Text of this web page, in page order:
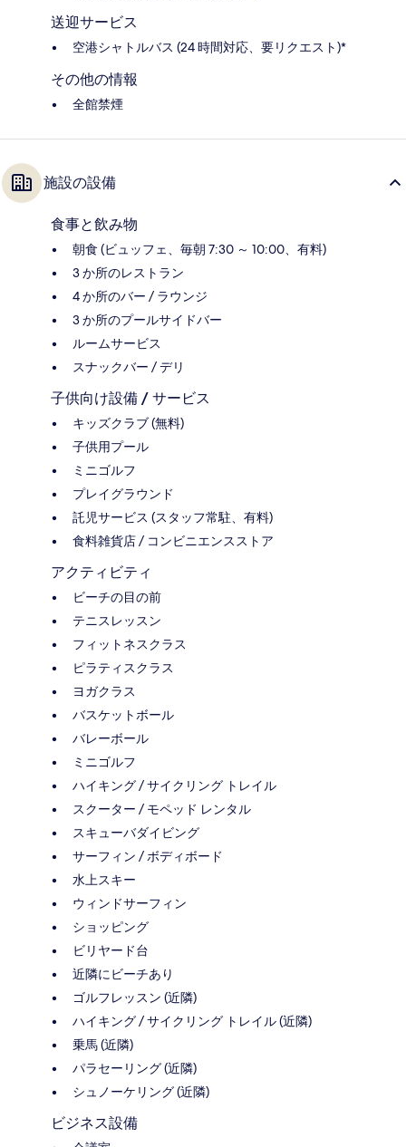
送迎サービス
空港シャトルバス (24 時間対応、要リクエスト)*
その他の情報
全館禁煙
施設の設備
食事と飲み物
朝食 (ビュッフェ、毎朝 7:30 ～ 10:00、有料)
3 か所のレストラン
4 か所のバー / ラウンジ
3 か所のプールサイドバー
ルームサービス
スナックバー / デリ
子供向け設備 / サービス
キッズクラブ (無料)
子供用プール
ミニゴルフ
プレイグラウンド
託児サービス (スタッフ常駐、有料)
食料雑貨店 / コンビニエンスストア
アクティビティ
ビーチの目の前
テニスレッスン
フィットネスクラス
ピラティスクラス
ヨガクラス
バスケットボール
バレーボール
ミニゴルフ
ハイキング / サイクリング トレイル
スクーター / モペッド レンタル
スキューバダイビング
サーフィン / ボディボード
水上スキー
ウィンドサーフィン
ショッピング
ビリヤード台
近隣にビーチあり
ゴルフレッスン (近隣)
ハイキング / サイクリング トレイル (近隣)
乗馬 (近隣)
パラセーリング (近隣)
シュノーケリング (近隣)
ビジネス設備